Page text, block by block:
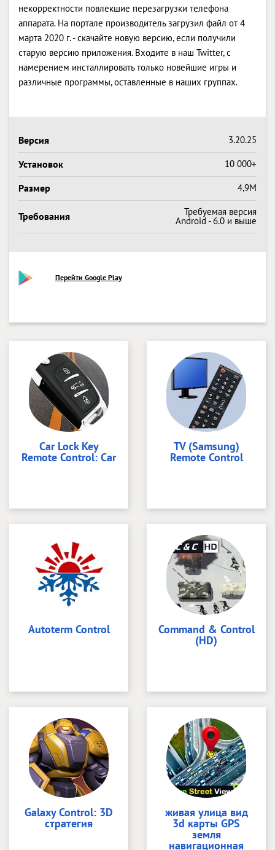
некорректности повлекшие перезагрузки телефона
аппарата. На портале производитель загрузил файл от 4
марта 2020 г. - скачайте новую версию, если получили
старую версию приложения. Входите в наш Twitter, с
намерением инсталлировать только новейшие игры и
различные программы, оставленные в наших группах.
Версия 3.20.25
Установок 10 000+
Размер 4,9M
Требования Требуемая версия
Android - 6.0 и выше
Перейти Google Play
Car Lock Key
Remote Control: Car
TV (Samsung)
Remote Control
Autoterm Control Command & Control
(HD)
Galaxy Control: 3D
стратегия
живая улица вид
3d карты GPS
земля
навигационная